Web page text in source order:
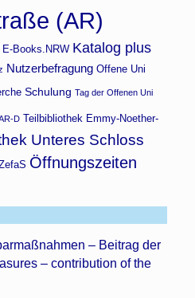
(AR)
E-Books.NRW Katalog plus
Nutzerbefragung Offene Uni
Schulung Tag der Offenen Uni
D Teilbibliothek Emmy-Noether-
Unteres Schloss
Öffnungszeiten
– Beitrag der
– contribution of the